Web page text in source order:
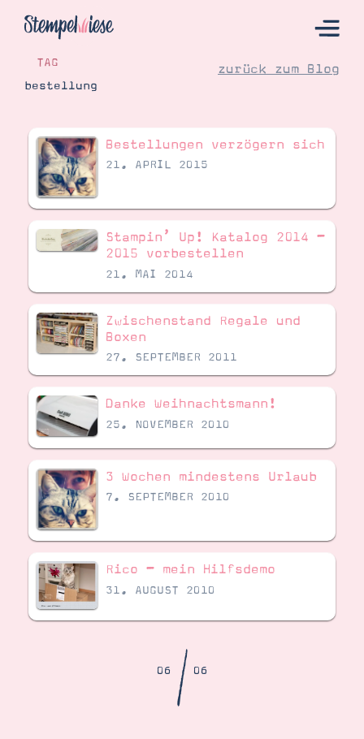
Hier Starten
Katalog
Bestellen
Kontakt
Angebote
Demonstrator werden
Gutscheine
Produkte erklärt
Über mich
Über Stampin’ Up!
Ordnungstipps
TAG
bestellung
zurück zum Blog
Bestellungen verzögern sich
21. APRIL 2015
Stampin’ Up! Katalog 2014 –
2015 vorbestellen
21. MAI 2014
Zwischenstand Regale und
Boxen
27. SEPTEMBER 2011
Danke Weihnachtsmann!
25. NOVEMBER 2010
3 Wochen mindestens Urlaub
7. SEPTEMBER 2010
Rico – mein Hilfsdemo
31. AUGUST 2010
06/06